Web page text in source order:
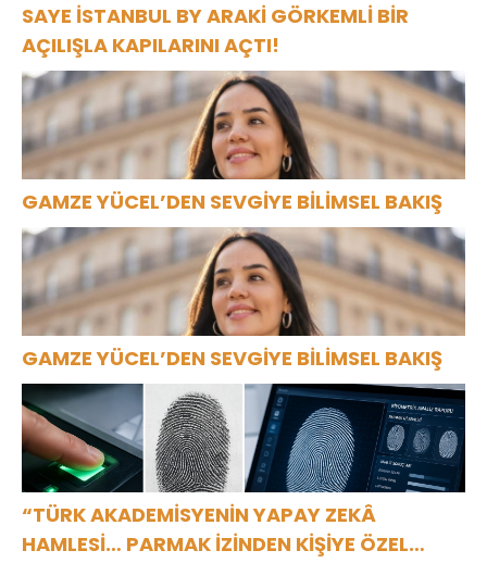
SAYE İSTANBUL BY ARAKİ GÖRKEMLİ BİR
AÇILIŞLA KAPILARINI AÇTI!
GAMZE YÜCEL’DEN SEVGİYE BİLİMSEL BAKIŞ
GAMZE YÜCEL’DEN SEVGİYE BİLİMSEL BAKIŞ
“TÜRK AKADEMİSYENİN YAPAY ZEKÂ
HAMLESİ… PARMAK İZİNDEN KİŞİYE ÖZEL